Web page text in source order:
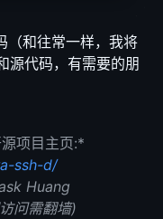
（和往常一样，我将
代码，有需要的朋
项目主页:*
ssh-d/
Huang
问需翻墙)